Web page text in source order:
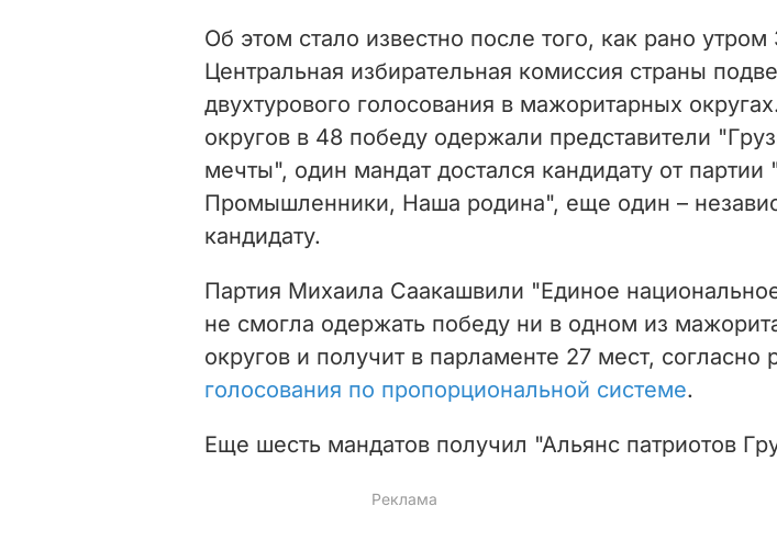
i
d
e
o
Об этом стало известно после того, как рано утром
Центральная избирательная комиссия страны
двухтурового голосования в мажоритарных
округов в 48 победу одержали представители
мечты", один мандат достался кандидату от партии
Промышленники, Наша родина", еще один –
кандидату.
Партия Михаила Саакашвили "Единое
не смогла одержать победу ни в одном из
округов и получит в парламенте 27 мест, согласно
голосования по пропорциональной системе.
Еще шесть мандатов получил "Альянс патриотов